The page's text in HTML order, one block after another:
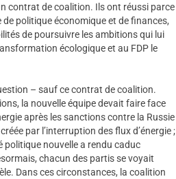
contrat de coalition. Ils ont réussi parce
politique économique et de finances,
de poursuivre les ambitions qui lui
écologique et au FDP le
– sauf ce contrat de coalition.
la nouvelle équipe devait faire face
après les sanctions contre la Russie
par l’interruption des flux d’énergie ;
politique nouvelle a rendu caduc
chacun des partis se voyait
Dans ces circonstances, la coalition